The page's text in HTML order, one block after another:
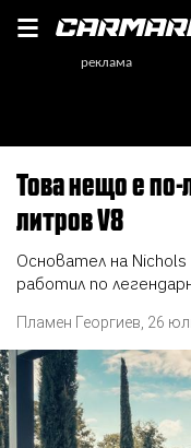
Това нещо е по-леко от MX-5, но е със 7,0-
литров V8
Основател на
работил по
Пламен Георгиев 26